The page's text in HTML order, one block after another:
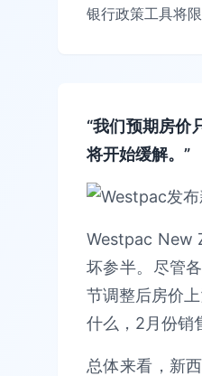
银行政策工具将限
“我们预期房价
将开始缓解。”
Westpac New
坏参半。尽管
节调整后房价
什么，2月份销
总体来看，新